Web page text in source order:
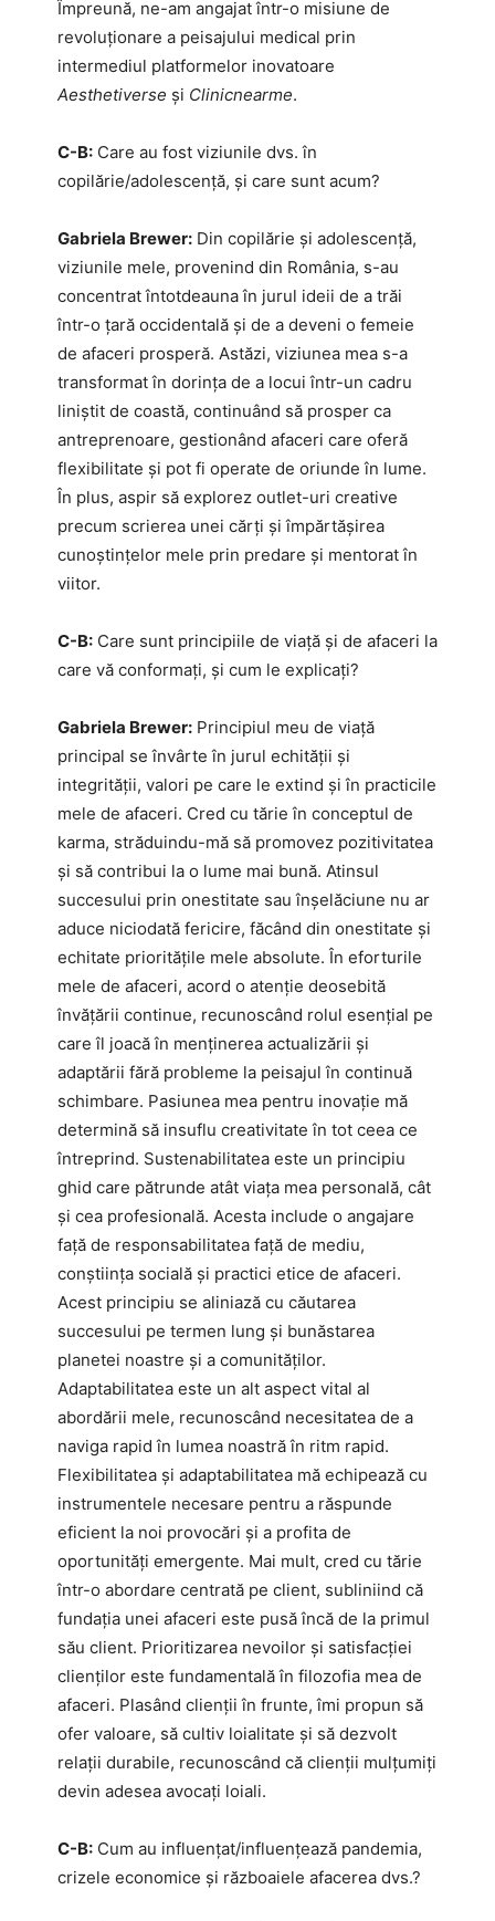
Împreună, ne-am angajat într-o misiune de
revoluționare a peisajului medical prin
intermediul platformelor inovatoare
Aesthetiverse și Clinicnearme.
C-B: Care au fost viziunile dvs. în
copilărie/adolescență, și care sunt acum?
Gabriela Brewer: Din copilărie și adolescență,
viziunile mele, provenind din România, s-au
concentrat întotdeauna în jurul ideii de a trăi
într-o țară occidentală și de a deveni o femeie
de afaceri prosperă. Astăzi, viziunea mea s-a
transformat în dorința de a locui într-un cadru
liniștit de coastă, continuând să prosper ca
antreprenoare, gestionând afaceri care oferă
flexibilitate și pot fi operate de oriunde în lume.
În plus, aspir să explorez outlet-uri creative
precum scrierea unei cărți și împărtășirea
cunoștințelor mele prin predare și mentorat în
viitor.
C-B: Care sunt principiile de viață și de afaceri la
care vă conformați, și cum le explicați?
Gabriela Brewer: Principiul meu de viață
principal se învârte în jurul echității și
integrității, valori pe care le extind și în practicile
mele de afaceri. Cred cu tărie în conceptul de
karma, străduindu-mă să promovez pozitivitatea
și să contribui la o lume mai bună. Atinsul
succesului prin onestitate sau înșelăciune nu ar
aduce niciodată fericire, făcând din onestitate și
echitate prioritățile mele absolute. În eforturile
mele de afaceri, acord o atenție deosebită
învățării continue, recunoscând rolul esențial pe
care îl joacă în menținerea actualizării și
adaptării fără probleme la peisajul în continuă
schimbare. Pasiunea mea pentru inovație mă
determină să insuflu creativitate în tot ceea ce
întreprind. Sustenabilitatea este un principiu
ghid care pătrunde atât viața mea personală, cât
și cea profesională. Acesta include o angajare
față de responsabilitatea față de mediu,
conștiința socială și practici etice de afaceri.
Acest principiu se aliniază cu căutarea
succesului pe termen lung și bunăstarea
planetei noastre și a comunităților.
Adaptabilitatea este un alt aspect vital al
abordării mele, recunoscând necesitatea de a
naviga rapid în lumea noastră în ritm rapid.
Flexibilitatea și adaptabilitatea mă echipează cu
instrumentele necesare pentru a răspunde
eficient la noi provocări și a profita de
oportunități emergente. Mai mult, cred cu tărie
într-o abordare centrată pe client, subliniind că
fundația unei afaceri este pusă încă de la primul
său client. Prioritizarea nevoilor și satisfacției
clienților este fundamentală în filozofia mea de
afaceri. Plasând clienții în frunte, îmi propun să
ofer valoare, să cultiv loialitate și să dezvolt
relații durabile, recunoscând că clienții mulțumiți
devin adesea avocați loiali.
C-B: Cum au influențat/influențează pandemia,
crizele economice și războaiele afacerea dvs.?